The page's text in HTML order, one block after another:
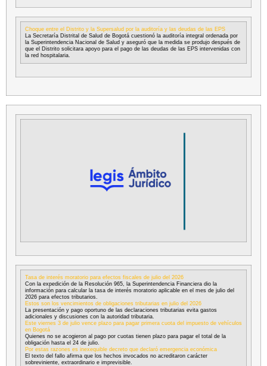
Choque entre el Distrito y la Supersalud por la auditoría y las deudas de las EPS
La Secretaría Distrital de Salud de Bogotá cuestionó la auditoría integral ordenada por
la Superintendencia Nacional de Salud y aseguró que la medida se produjo después de
que el Distrito solicitara apoyo para el pago de las deudas de las EPS intervenidas con
la red hospitalaria.
Tasa de interés moratorio para efectos fiscales de julio del 2026
Con la expedición de la Resolución 965, la Superintendencia Financiera dio la
información para calcular la tasa de interés moratorio aplicable en el mes de julio del
2026 para efectos tributarios.
Estos son los vencimientos de obligaciones tributarias en julio del 2026
La presentación y pago oportuno de las declaraciones tributarias evita gastos
adicionales y discusiones con la autoridad tributaria.
Este viernes 3 de julio vence plazo para pagar primera cuota del impuesto de vehículos
en Bogotá
Quienes no se acogieron al pago por cuotas tienen plazo para pagar el total de la
obligación hasta el 24 de julio.
Por estas razones es inexequible decreto que declaró emergencia económica
El texto del fallo afirma que los hechos invocados no acreditaron carácter
sobreviniente, extraordinario e imprevisible.